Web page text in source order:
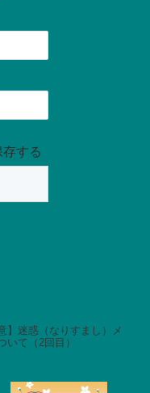
する
】迷惑（なりすまし）メ
いて（2回目）